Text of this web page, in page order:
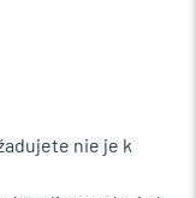
nie je k